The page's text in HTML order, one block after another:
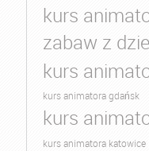
kurs
zabaw z
kurs
kurs animatora gdańsk
kurs
kurs animatora katowice